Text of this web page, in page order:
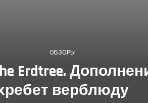
ОБЗОРЫ
Erdtree.
верблюду